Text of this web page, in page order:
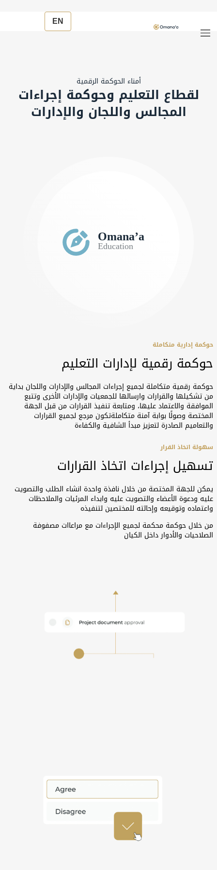
أمناء الحوكمة الرقمية
لقطاع التعليم وحوكمة إجراءات
المجالس واللجان والإدارات
حوكمة إدارية متكاملة
حوكمة رقمية لإدارات التعليم
حوكمة رقمية متكاملة لجميع إجراءات المجالس والإدارات واللجان بداية
من تشكيلها والقرارات وارسالها للجمعيات والإدارات الأخرى وتتبع
الموافقة والاعتماد عليها، ومتابعة تنفيذ القرارات من قبل الجهة
المختصة وصولًا بوابة آمنة متكاملةتكون مرجع لجميع القرارات
والتعاميم الصادرة لتعزيز مبدأ الشافية والكفاءة
سهولة اتخاذ القرار
تسهيل إجراءات اتخاذ القرارات
يمكن للجهة المختصة من خلال نافذة واحدة انشاء الطلب والتصويت
عليه ودعوة الأعضاء والتصويت عليه وابداء المرئيات والملاحظات
واعتماده وتوقيعه وإحالته للمختصين لتنفيذه
من خلال حوكمة محكمة لجميع الإجراءات مع مراعاات مصفوفة
الصلاحيات والأدوار داخل الكيان
EN